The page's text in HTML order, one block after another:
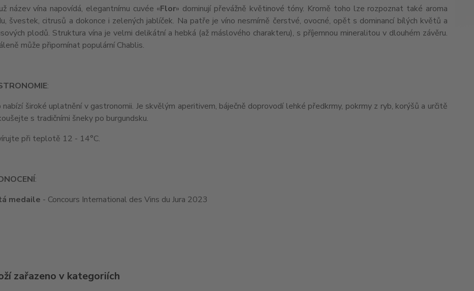
název vína napovídá, elegantnímu cuvée «Flor» dominují převážně květinové tóny. Kromě toho lze rozpoznat také aroma
švestek, citrusů a dokonce i zelených jablíček. Na patře je víno nesmírně čerstvé, ovocné, opět s dominancí bílých květů a
plodů. Struktura vína je velmi delikátní a hebká (až máslového charakteru), s příjemnou mineralitou v dlouhém závěru.
může připomínat populární Chablis.
:
nabízí široké uplatnění v gastronomii. Je skvělým aperitivem, báječně doprovodí lehké předkrmy, pokrmy z ryb, korýšů a určitě
s tradičními šneky po burgundsku.
při teplotě 12 - 14°C.
:
medaile - Concours International des Vins du Jura 2023
zařazeno v kategoriích